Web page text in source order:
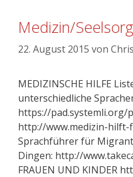
Medizin/
22. August 2015 von Chris
MEDIZINSCHE HILFE
unterschiedliche
https://pad.systemli.org/
http://www.medizin-hilft-
Sprachführer für
Dingen: http://
FRAUEN UND KINDER